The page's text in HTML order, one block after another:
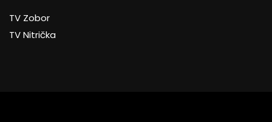
TV Zobor
TV Nitrička